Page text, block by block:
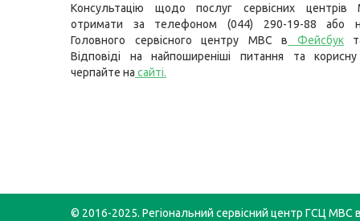
Консультацію щодо послуг сервісних
отримати за телефоном (044) 290-19-88 або
Головного сервісного центру МВС в
Фейсбук
Відповіді на найпоширеніші питання та
черпайте на сайті.
© 2016-2025. Регіональний сервісний центр ГСЦ МВС в